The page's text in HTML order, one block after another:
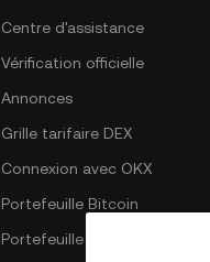
Centre d'assistance
Vérification officielle
Annonces
Grille tarifaire DEX
Connexion avec OKX
Portefeuille Bitcoin
Portefeuille Ethereum